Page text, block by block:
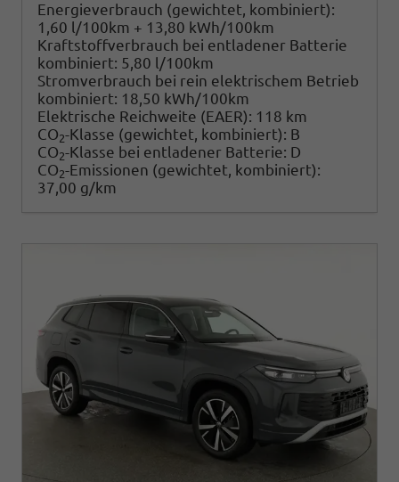
Energieverbrauch (gewichtet, kombiniert):
1,60 l/100km + 13,80 kWh/100km
Kraftstoffverbrauch bei entladener Batterie
kombiniert: 5,80 l/100km
Stromverbrauch bei rein elektrischem Betrieb
kombiniert: 18,50 kWh/100km
Elektrische Reichweite (EAER): 118 km
CO2-Klasse (gewichtet, kombiniert): B
CO2-Klasse bei entladener Batterie: D
CO2-Emissionen (gewichtet, kombiniert):
37,00 g/km